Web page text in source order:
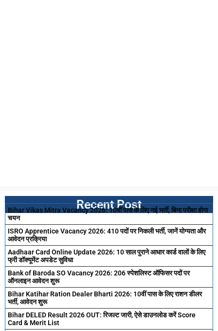
Recent Post
Bihar Vikas Mitra Vacancy 2026: 10वीं पास के लिए नई भर्ती, बिना परीक्षा होगा
चयन
ISRO Apprentice Vacancy 2026: 410 पदों पर निकली भर्ती, जानें योग्यता और
आवेदन प्रक्रिया
Aadhaar Card Online Update 2026: 10 साल पुराने आधार कार्ड वालों के लिए
फ्री डॉक्यूमेंट अपडेट सुविधा
Bank of Baroda SO Vacancy 2026: 206 स्पेशलिस्ट ऑफिसर पदों पर
ऑनलाइन आवेदन शुरू
Bihar Katihar Ration Dealer Bharti 2026: 10वीं पास के लिए राशन डीलर
भर्ती, आवेदन शुरू
Bihar DELED Result 2026 OUT: रिजल्ट जारी, ऐसे डाउनलोड करें Score
Card & Merit List